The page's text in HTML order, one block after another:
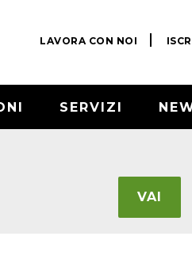
LAVORA CON NOI
SERVIZI
VAI